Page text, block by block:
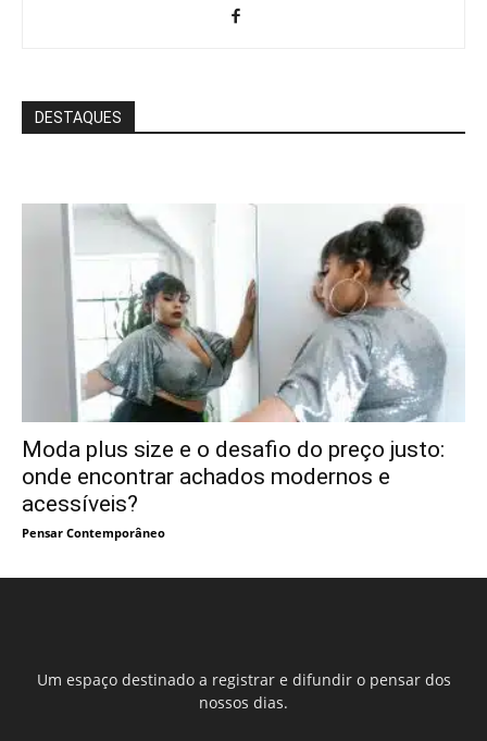
DESTAQUES
Moda plus size e o desafio do preço justo:
onde encontrar achados modernos e
acessíveis?
Pensar Contemporâneo
Um espaço destinado a registrar e difundir o pensar dos
nossos dias.